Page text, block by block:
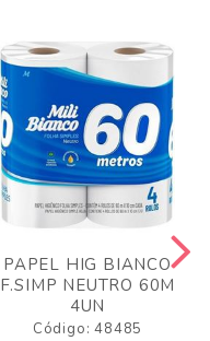
PAPEL HIG BIANCO
F.SIMP NEUTRO 60M
4UN
Código: 48485